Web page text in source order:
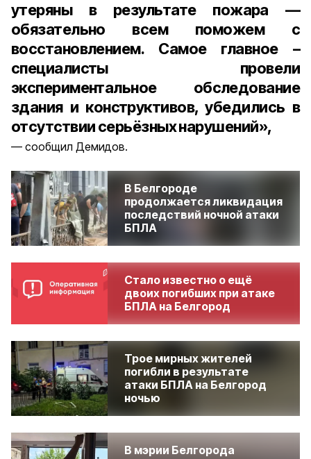
утеряны в результате пожара —
обязательно всем поможем с
восстановлением. Самое главное –
специалисты провели
экспериментальное обследование
здания и конструктивов, убедились в
отсутствии серьёзных нарушений»,
сообщил Демидов.
В Белгороде
продолжается ликвидация
последствий ночной атаки
БПЛА
Стало известно о ещё
двоих погибших при атаке
БПЛА на Белгород
Трое мирных жителей
погибли в результате
атаки БПЛА на Белгород
ночью
В мэрии Белгорода